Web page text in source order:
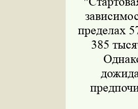
пределах
385